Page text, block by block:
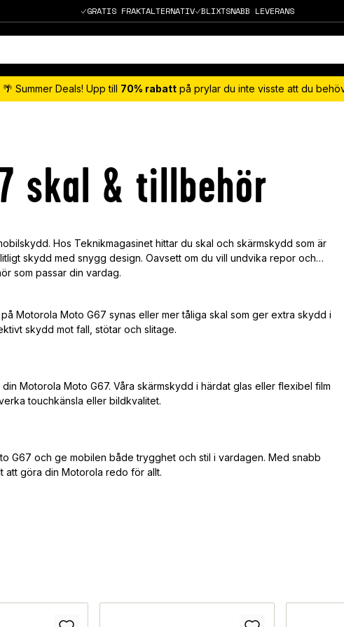
GRATIS FRAKTALTERNATIV BLIXTSNABB LEVERANS
🌴 Summer Deals! Upp till 70% rabatt på prylar du inte visste att du
skal & tillbehör
Hos Teknikmagasinet hittar du skal och skärmskydd som är
skydd med snygg design. Oavsett om du vill undvika repor och
som passar din vardag.
Motorola Moto G67 synas eller mer tåliga skal som ger extra skydd i
skydd mot fall, stötar och slitage.
Motorola Moto G67. Våra skärmskydd i härdat glas eller flexibel film
touchkänsla eller bildkvalitet.
G67 och ge mobilen både trygghet och stil i vardagen. Med snabb
att göra din Motorola redo för allt.